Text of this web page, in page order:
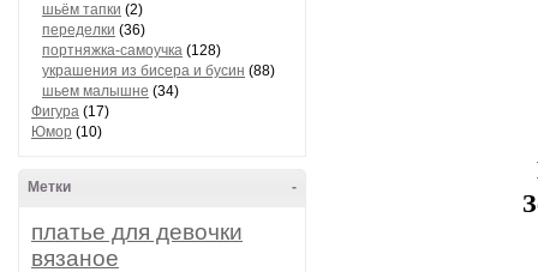
шьём тапки (2)
переделки (36)
портняжка-самоучка (128)
украшения из бисера и бусин (88)
шьем малышне (34)
Фигура (17)
Юмор (10)
-
Метки
платье для девочки
вязаное